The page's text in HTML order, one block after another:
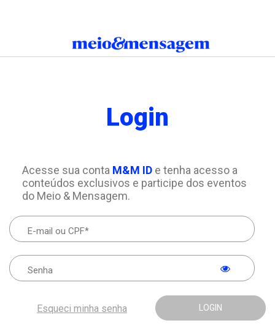
Login
Acesse sua conta M&M IDe tenha acesso a
conteúdos exclusivos e participe dos eventos
do Meio & Mensagem.
LOGIN
Esqueci minha senha